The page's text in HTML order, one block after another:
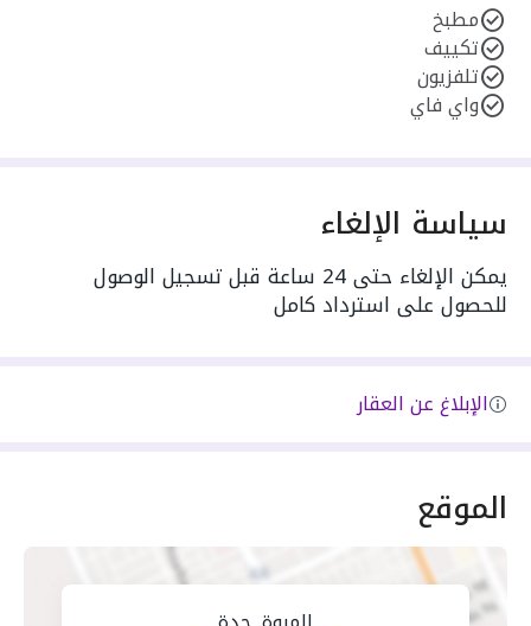
مطبخ
تكييف
تلفزيون
واي فاي
سياسة الإلغاء
يمكن الإلغاء حتى 24 ساعة قبل تسجيل الوصول
للحصول على استرداد كامل
الإبلاغ عن العقار
الموقع